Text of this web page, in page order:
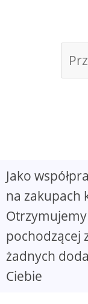
Jako
na zakupach
pochodzącej
żadnych
Ciebie